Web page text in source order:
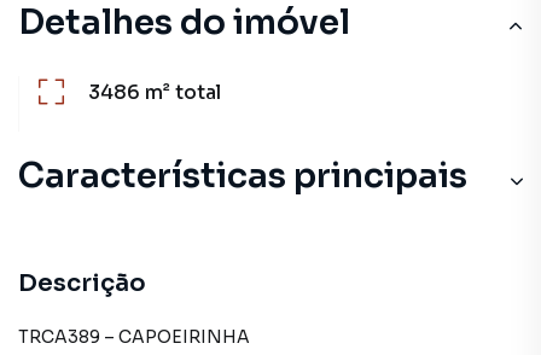
Detalhes do imóvel
3486 m²total
Características principais
Descrição
TRCA389 – CAPOEIRINHA